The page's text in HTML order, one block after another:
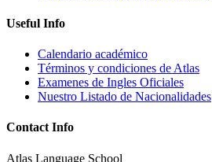
Useful Info
Calendario académico
Términos y condiciones de Atlas
Examenes de Ingles Oficiales
Nuestro Listado de Nacionalidades
Contact Info
Atlas Language School